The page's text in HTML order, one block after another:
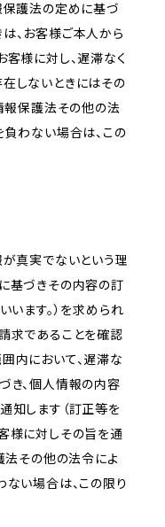
保護法の定めに基づ
、お客様ご本人から
客様に対し、遅滞なく
しないときにはその
報保護法その他の法
負わない場合は、この
が真実でないという理
基づきその内容の訂
います。）を求められ
求であることを確認
内において、遅滞な
き、個人情報の内容
知します（訂正等を
様に対しその旨を通
法その他の法令によ
ない場合は、この限り